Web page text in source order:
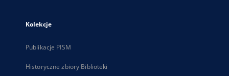
Kolekcje
Publikacje PISM
Historyczne zbiory Biblioteki